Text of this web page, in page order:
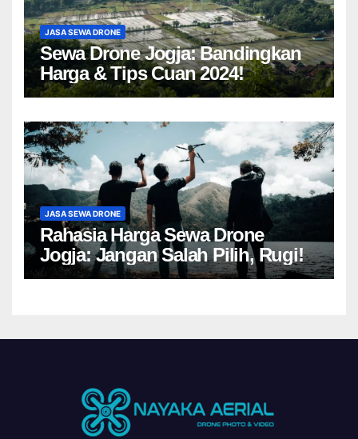
JASA SEWA DRONE
Sewa Drone Jogja: Bandingkan
Harga & Tips Cuan 2024!
JASA SEWA DRONE
Rahasia Harga Sewa Drone
Jogja: Jangan Salah Pilih, Rugi!